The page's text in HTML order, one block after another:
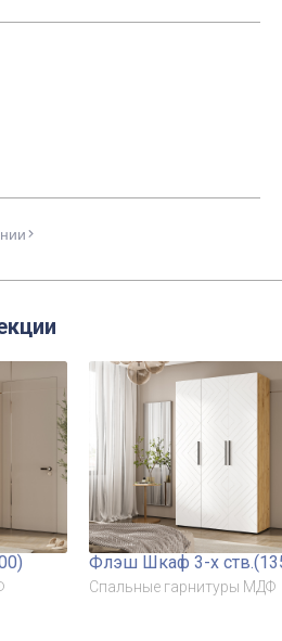
Флэш Шкаф 3-х
Спальные гарнитуры МДФ